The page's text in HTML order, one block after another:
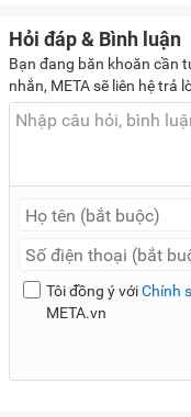
Hỏi đáp & Bình luận
Bạn đang băn khoăn cần
nhắn, META sẽ liên hệ trả
Tôi đồng ý vớiChính
META.vn